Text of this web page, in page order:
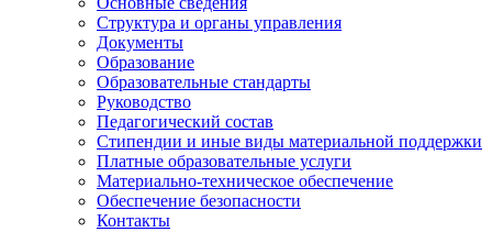
Структура и органы управления
Документы
Образование
Образовательные стандарты
Руководство
Педагогический состав
Стипендии и иные виды материальной поддержки
Платные образовательные услуги
Материально-техническое обеспечение
Обеспечение безопасности
Контакты